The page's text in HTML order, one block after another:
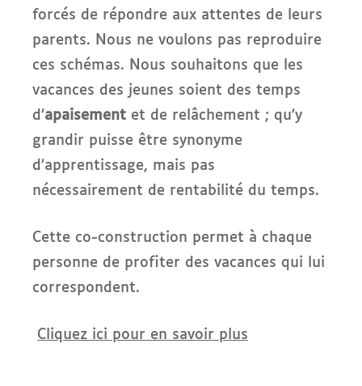
forcés de répondre aux attentes de leurs
parents. Nous ne voulons pas reproduire
ces schémas. Nous souhaitons que les
vacances des jeunes soient des temps
d’apaisement et de relâchement ; qu’y
grandir puisse être synonyme
d’apprentissage, mais pas
nécessairement de rentabilité du temps.
Cette co-construction permet à chaque
personne de profiter des vacances qui lui
correspondent.
Cliquez ici pour en savoir plus